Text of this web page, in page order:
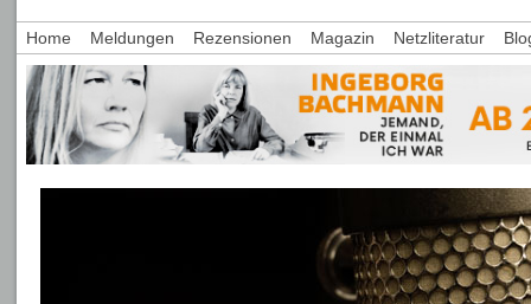
Home Meldungen Rezensionen Magazin Netzliteratur